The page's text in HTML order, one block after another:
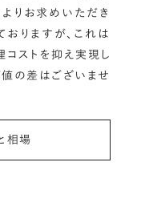
りお求めいただき
りますが、これは
ストを抑え実現し
の差はございませ
相場